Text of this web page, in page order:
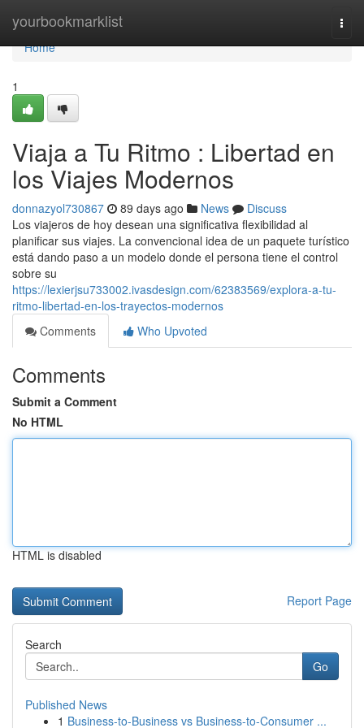
yourbookmarklist
Home
Home
1
Viaja a Tu Ritmo : Libertad en
los Viajes Modernos
donnazyol730867 89 days ago News
Discuss
Los viajeros de hoy desean una significativa flexibilidad al
planificar sus viajes. La convencional idea de un paquete turístico
está dando paso a un modelo donde el persona tiene el control
sobre su
https://lexierjsu733002.ivasdesign.com/62383569/explora-a-tu-
ritmo-libertad-en-los-trayectos-modernos
Comments
Who Upvoted
Comments
Submit a Comment
No HTML
HTML is disabled
Report Page
Search
Go
Published News
1 Business-to-Business vs Business-to-Consumer ...